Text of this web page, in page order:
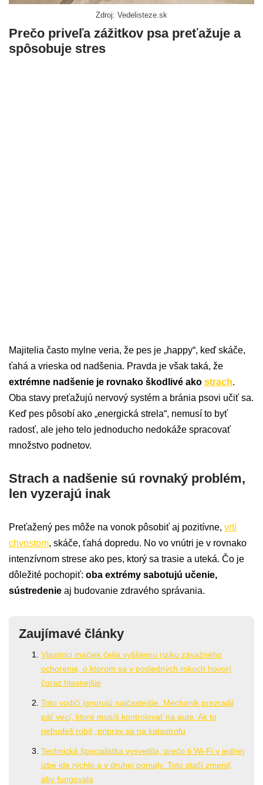
Zdroj: Vedelisteze.sk
Prečo priveľa zážitkov psa preťažuje a
spôsobuje stres
Majitelia často mylne veria, že pes je „happy“, keď skáče,
ťahá a vrieska od nadšenia. Pravda je však taká, že
extrémne nadšenie je rovnako škodlivé ako strach.
Oba stavy preťažujú nervový systém a bránia psovi učiť sa.
Keď pes pôsobí ako „energická strela“, nemusí to byť
radosť, ale jeho telo jednoducho nedokáže spracovať
množstvo podnetov.
Strach a nadšenie sú rovnaký problém,
len vyzerajú inak
Preťažený pes môže na vonok pôsobiť aj pozitívne, vrtí
chvostom, skáče, ťahá dopredu. No vo vnútri je v rovnako
intenzívnom strese ako pes, ktorý sa trasie a uteká. Čo je
dôležité pochopiť: oba extrémy sabotujú učenie,
sústredenie aj budovanie zdravého správania.
Zaujímavé články
Vlastníci mačiek čelia vyššiemu riziku závažného
ochorenia, o ktorom sa v posledných rokoch hovorí
čoraz hlasnejšie
Toto vodiči ignorujú najčastejšie. Mechanik prezradil
päť vecí, ktoré musíš kontrolovať na aute. Ak to
nebudeš robiť, priprav sa na katastrofu
Technická špecialistka vysvetlila, prečo ti Wi-Fi v jednej
izbe ide rýchlo a v druhej pomaly. Toto stačí zmeniť,
aby fungovala